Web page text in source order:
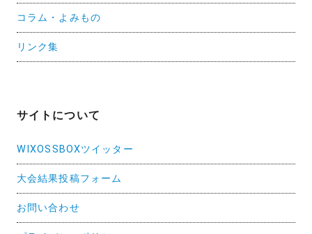
コラム・よみもの
リンク集
サイトについて
WIXOSSBOXツイッター
大会結果投稿フォーム
お問い合わせ